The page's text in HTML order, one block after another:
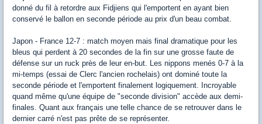
donné du fil à retordre aux Fidjiens qui l'emportent en ayant bien
conservé le ballon en seconde période au prix d'un beau combat.
Japon - France 12-7 : match moyen mais final dramatique pour les
bleus qui perdent à 20 secondes de la fin sur une grosse faute de
défense sur un ruck près de leur en-but. Les nippons menés 0-7 à la
mi-temps (essai de Clerc l'ancien rochelais) ont dominé toute la
seconde période et l'emportent finalement logiquement. Incroyable
quand même qu'une équipe de "seconde division" accède aux demi-
finales. Quant aux français une telle chance de se retrouver dans le
dernier carré n'est pas prête de se représenter.